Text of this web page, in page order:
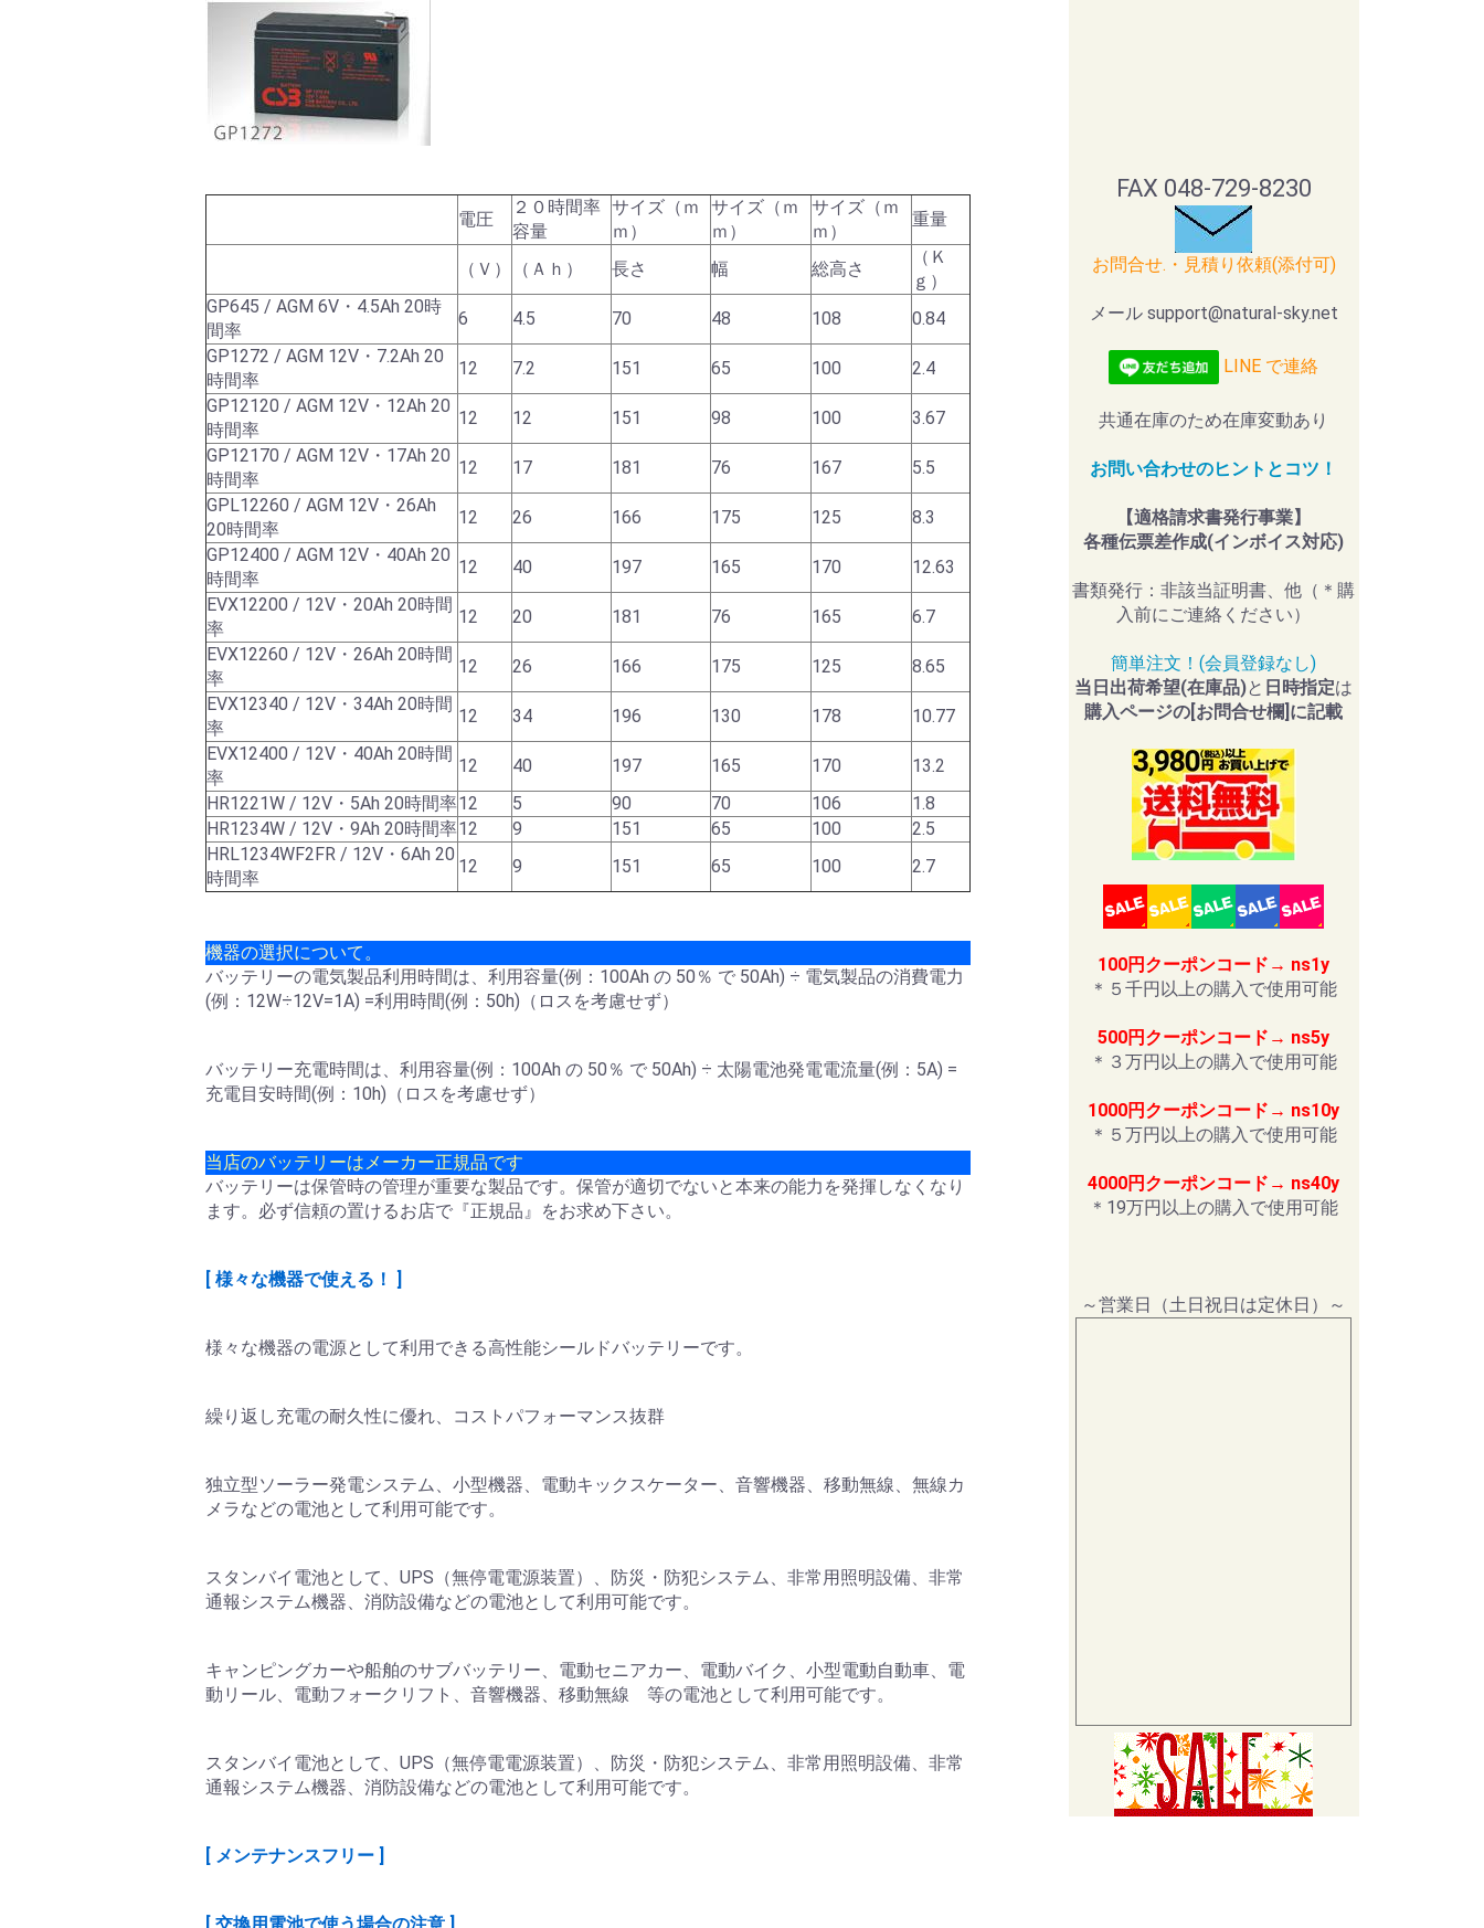
電圧
２０時間率
容量
サイズ（ｍ
ｍ）
サイズ（ｍ
ｍ）
サイズ（ｍ
ｍ）
重量
（Ｖ） （Ａｈ） 長さ 幅 総高さ
（Ｋ
ｇ）
GP645 / AGM 6V・4.5Ah 20時
間率
6 4.5 70 48 108
0.84
GP1272 / AGM 12V・7.2Ah 20
時間率
12 7.2 151 65 100
2.4
GP12120 / AGM 12V・12Ah 20
時間率
12 12 151 98 100
3.67
GP12170 / AGM 12V・17Ah 20
時間率
12 17 181 76 167
5.5
GPL12260 / AGM 12V・26Ah
20時間率
12 26 166 175 125
8.3
GP12400 / AGM 12V・40Ah 20
時間率
12 40 197 165 170
12.63
EVX12200 / 12V・20Ah 20時間
率
12 20 181 76 165
6.7
EVX12260 / 12V・26Ah 20時間
率
12 26 166 175 125
8.65
EVX12340 / 12V・34Ah 20時間
率
12 34 196 130 178
10.77
EVX12400 / 12V・40Ah 20時間
率
12 40 197 165 170
13.2
HR1221W / 12V・5Ah 20時間率12 5 90 70 106
1.8
HR1234W / 12V・9Ah 20時間率12 9 151 65 100
2.5
HRL1234WF2FR / 12V・6Ah 20
時間率
12 9 151 65 100 2.7
機器の選択について。
バッテリーの電気製品利用時間は、利用容量(例：100Ah の 50％ で 50Ah) ÷ 電気製品の消費電力
(例：12W÷12V=1A) =利用時間(例：50h)（ロスを考慮せず）
バッテリー充電時間は、利用容量(例：100Ah の 50％ で 50Ah) ÷ 太陽電池発電電流量(例：5A) =
充電目安時間(例：10h)（ロスを考慮せず）
当店のバッテリーはメーカー正規品です
バッテリーは保管時の管理が重要な製品です。保管が適切でないと本来の能力を発揮しなくなり
ます。必ず信頼の置けるお店で『正規品』をお求め下さい。
[ 様々な機器で使える！ ]
様々な機器の電源として利用できる高性能シールドバッテリーです。
繰り返し充電の耐久性に優れ、コストパフォーマンス抜群
独立型ソーラー発電システム、小型機器、電動キックスケーター、音響機器、移動無線、無線カ
メラなどの電池として利用可能です。
スタンバイ電池として、UPS（無停電電源装置）、防災・防犯システム、非常用照明設備、非常
通報システム機器、消防設備などの電池として利用可能です。
キャンピングカーや船舶のサブバッテリー、電動セニアカー、電動バイク、小型電動自動車、電
動リール、電動フォークリフト、音響機器、移動無線 等の電池として利用可能です。
スタンバイ電池として、UPS（無停電電源装置）、防災・防犯システム、非常用照明設備、非常
通報システム機器、消防設備などの電池として利用可能です。
[ メンテナンスフリー ]
FAX 048-729-8230
お問合せ.・見積り依頼(添付可)
メール support@natural-sky.net
LINE で連絡
共通在庫のため在庫変動あり
お問い合わせのヒントとコツ！
【適格請求書発行事業】
各種伝票差作成(インボイス対応)
書類発行：非該当証明書、他（＊購
入前にご連絡ください）
簡単注文！(会員登録なし)
当日出荷希望(在庫品)と 日時指定は
購入ページの[お問合せ欄]に記載
100円クーポンコード→ ns1y
＊５千円以上の購入で使用可能
500円クーポンコード→ ns5y
＊３万円以上の購入で使用可能
1000円クーポンコード→ ns10y
＊５万円以上の購入で使用可能
4000円クーポンコード→ ns40y
＊19万円以上の購入で使用可能
～営業日（土日祝日は定休日）～